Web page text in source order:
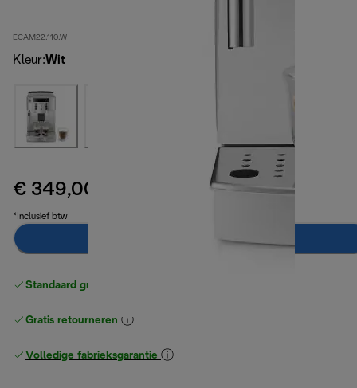
ECAM22.110.W
Kleur:Wit
€ 349,00 originele prijs € 399,90
*Inclusief btw
In winkelwagen
Standaard gratis verzending
Gratis retourneren
Volledige fabrieksgarantie